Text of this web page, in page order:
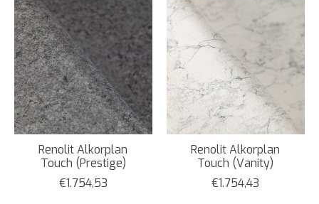
Renolit Alkorplan
Touch (Prestige)
€1.754,53
Renolit Alkorplan
Touch (Vanity)
€1.754,43